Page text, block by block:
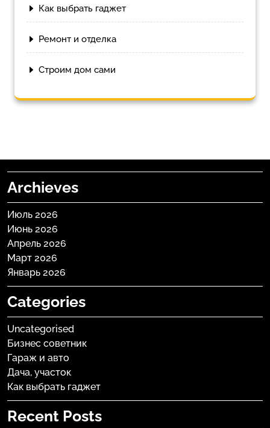
Как выбрать гаджет
Ремонт и отделка
Строим дом сами
Archieves
Июль 2026
Июнь 2026
Апрель 2026
Март 2026
Январь 2026
Categories
Uncategorised
Бизнес советник
Гараж и авто
Дача, участок
Как выбрать гаджет
Recent Posts